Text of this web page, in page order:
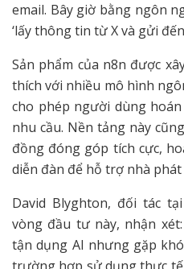
email. Bây giờ bằng ngôn
‘lấy thông tin từ X và gửi đến
Sản phẩm của n8n được
thích với nhiều mô hình
cho phép người dùng
nhu cầu. Nền tảng này
đồng đóng góp tích cực,
diễn đàn để hỗ trợ nhà
David Blyghton, đối tác
vòng đầu tư này, nhận
tận dụng AI nhưng gặp